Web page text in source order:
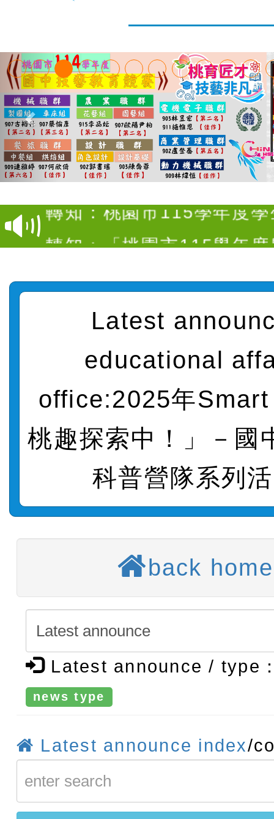
【甄選結果(第4招)】公告
度第1學期第9次代理教師
【甄選結果(第12招)】公
招)
轉知：桃園市115學年度
轉知：「桃園市115學年
法」
牽手，綠能透明齊步走」
轉知：「115學年度全國
賽實施要點」及修正內容
轉知：桃園市115年度『
藝文競賽』實施計畫
【甄選結果(第11招)】公
度第1學期第7次代理教師
【甄選結果(第3招)】公告
度第1學期第9次代理教師
【甄選結果(第4招)】公告
【甄選結果(第12招)】公
度第1學期第7次代理教師
轉知：桃園市115學年度
師生本土語及新住民語歌
轉知：「桃園市115學年
實施要點」
轉知：「115年金融知識
法」
轉知臺中市政府政風處製
牽手，綠能透明齊步走」
轉知：「115學年度全國
賽實施要點」及修正內容
轉知：桃園市115年度『
藝文競賽』實施計畫
【甄選結果(第11招)】公
度第1學期第7次代理教師
招)
【甄選結果(第3招)】公告
度第1學期第9次代理教師
Latest
educational
office:2025年
桃趣探索中！」－國
科普營隊系列
back home
Latest announce / type
news type
Latest announce index/